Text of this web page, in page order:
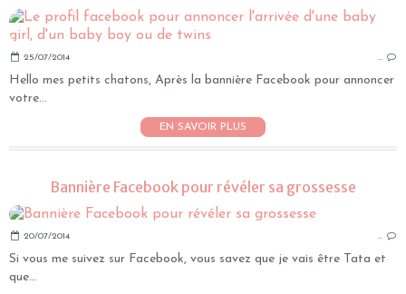
25/07/2014 …
Hello mes petits chatons, Après la bannière Facebook pour annoncer
votre...
EN SAVOIR PLUS
Bannière Facebook pour révéler sa grossesse
20/07/2014 …
Si vous me suivez sur Facebook, vous savez que je vais être Tata et
que...